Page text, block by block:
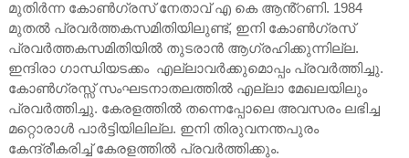
മുതിർന്ന കോൺഗ്രസ് നേതാവ് എ കെ ആൻ്റണി. 1984
മുതല്‍ പ്രവര്‍ത്തകസമിതിയിലുണ്ട്, ഇനി കോൺഗ്രസ്
പ്രവർത്തകസമിതിയിൽ തുടരാൻ ആഗ്രഹിക്കുന്നില്ല.
ഇന്ദിരാ ഗാന്ധിയടക്കം എല്ലാവര്‍ക്കുമൊപ്പം പ്രവര്‍ത്തിച്ചു.
കോൺഗ്രസ്സ് സംഘടനാതലത്തിൽ എല്ലാ മേഖലയിലും
പ്രവർത്തിച്ചു. കേരളത്തിൽ തന്നെപ്പോലെ അവസരം ലഭിച്ച
മറ്റൊരാൾ പാർട്ടിയിലില്ല. ഇനി തിരുവനന്തപുരം
കേന്ദ്രീകരിച്ച് കേരളത്തിൽ പ്രവർത്തിക്കും.